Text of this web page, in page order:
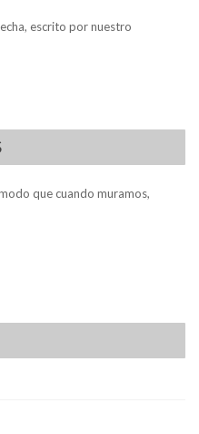
escrito por nuestro
que cuando muramos,